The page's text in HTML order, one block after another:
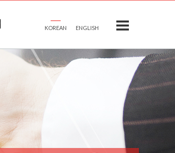
KOREAN ENGLISH